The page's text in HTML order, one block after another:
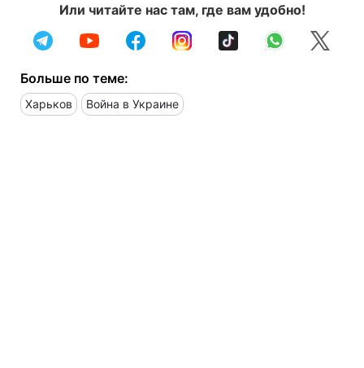
Или читайте нас там, где вам удобно!
Больше по теме:
Харьков Война в Украине